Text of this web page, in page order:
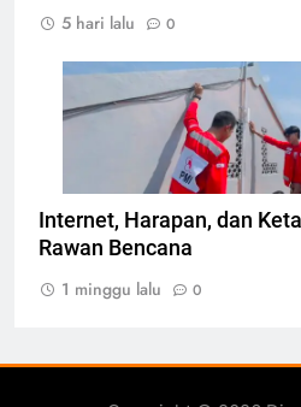
5 hari lalu
0
Pemasangan teknologi
berbasis komunitas,
Internet, Harapan, dan
Rawan Bencana
1 minggu lalu
0